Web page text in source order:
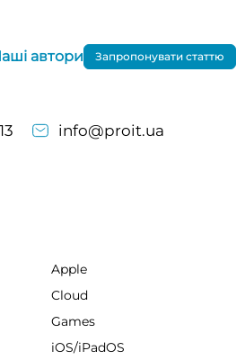
info@proit.ua
автори Запропонувати статтю
Apple
Cloud
Games
iOS/iPadOS